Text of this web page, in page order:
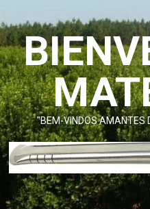
al
contenido
"BEM-VINDOS AMANTES